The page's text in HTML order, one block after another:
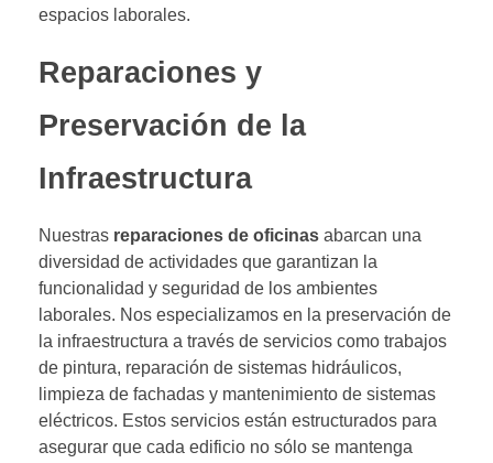
espacios laborales.
Reparaciones y
Preservación de la
Infraestructura
Nuestras reparaciones de oficinas abarcan una
diversidad de actividades que garantizan la
funcionalidad y seguridad de los ambientes
laborales. Nos especializamos en la preservación de
la infraestructura a través de servicios como trabajos
de pintura, reparación de sistemas hidráulicos,
limpieza de fachadas y mantenimiento de sistemas
eléctricos. Estos servicios están estructurados para
asegurar que cada edificio no sólo se mantenga